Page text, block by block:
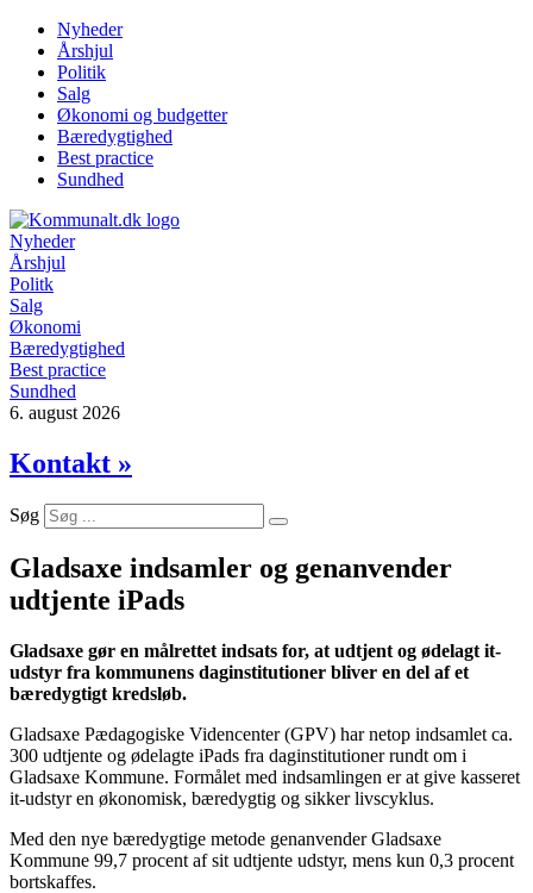
Videre
indhold
Nyheder
Årshjul
Politik
Salg
Økonomi og budgetter
Bæredygtighed
Best practice
Sundhed
Nyheder
Årshjul
Politk
Salg
Økonomi
Bæredygtighed
Best practice
Sundhed
6. august 2026
Kontakt »
Søg
Gladsaxe indsamler og genanvender
udtjente iPads
Gladsaxe gør en målrettet indsats for, at udtjent og ødelagt it-
udstyr fra kommunens daginstitutioner bliver en del af et
bæredygtigt kredsløb.
Gladsaxe Pædagogiske Videncenter (GPV) har netop indsamlet ca.
300 udtjente og ødelagte iPads fra daginstitutioner rundt om i
Gladsaxe Kommune. Formålet med indsamlingen er at give kasseret
it-udstyr en økonomisk, bæredygtig og sikker livscyklus.
Med den nye bæredygtige metode genanvender Gladsaxe
Kommune 99,7 procent af sit udtjente udstyr, mens kun 0,3 procent
bortskaffes.